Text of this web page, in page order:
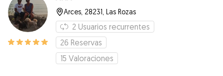
Arces, 28231, Las Rozas
2 Usuarios recurrentes
26 Reservas
15 Valoraciones